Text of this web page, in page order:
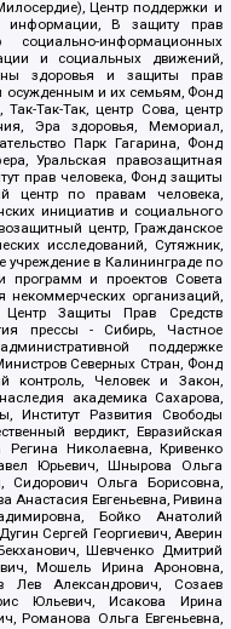
Центр поддержки и
информации, В защиту прав
информационных
и социальных движений,
здоровья и защиты прав
осужденным и их семьям, Фонд
Так-Так, центр Сова, центр
Эра здоровья, Мемориал,
Парк Гагарина, Фонд
Уральская правозащитная
прав человека, Фонд защиты
центр по правам человека,
инициатив и социального
центр, Гражданское
исследований, Сутяжник,
в Калининграде по
программ и проектов Совета
некоммерческих организаций,
Центр Защиты Прав Средств
прессы - Сибирь, Частное
поддержке
Северных Стран, Фонд
контроль, Человек и Закон,
академика Сахарова,
Институт Развития Свободы
вердикт, Евразийская
Регина Николаевна, Кривенко
Юрьевич, Шнырова Ольга
Ольга Борисовна,
Анастасия Евгеньевна, Ривина
Бойко Анатолий
Сергей Георгиевич, Аверин
Шевченко Дмитрий
Мошель Ирина Ароновна,
Лев Александрович, Созаев
Юльевич, Исакова Ирина
Романова Ольга Евгеньевна,